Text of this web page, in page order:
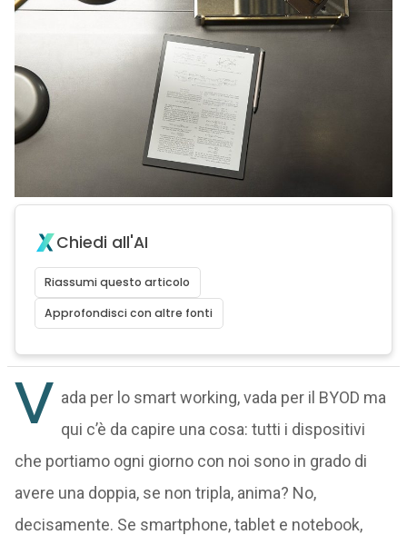
Chiedi all'AI
Riassumi questo articolo
Approfondisci con altre fonti
V ada per lo smart working, vada per il BYOD ma
qui c’è da capire una cosa: tutti i dispositivi
che portiamo ogni giorno con noi sono in grado di
avere una doppia, se non tripla, anima? No,
decisamente. Se smartphone, tablet e notebook,